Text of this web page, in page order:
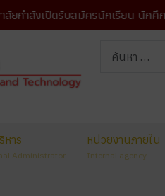
ดรับสมัครนักเรียน นักศึกษาใหม่ ป
การค้นหา
หาร
Administrator
หน่วยงานภายใน
Internal agency